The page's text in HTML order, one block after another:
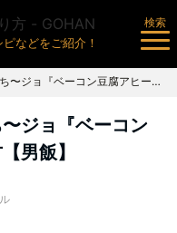
などをご紹介！
検索
【簡単レシピ】豆腐があち〜ジョ『ベーコン豆腐アヒージョ』の作り方【男飯】
ジョ『ベーコン
男飯】